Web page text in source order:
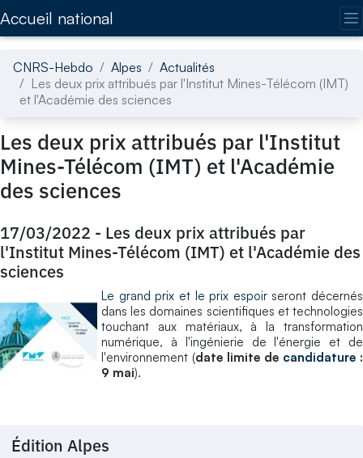
Accueil national
CNRS-Hebdo Alpes
Actualités
Les deux prix attribués par l'Institut Mines-Télécom (IMT)
et l'Académie des sciences
Les deux prix attribués par l'Institut
Mines-Télécom (IMT) et l'Académie
des sciences
17/03/2022 - Les deux prix attribués par
l'Institut Mines-Télécom (IMT) et l'Académie des
sciences
Le grand prix et le prix espoirseront décernés
dans les domaines scientifiques et technologies
touchant aux matériaux, à la transformation
numérique, à l'ingénierie de l'énergie et de
l'environnement (date limite de candidature :
9 mai).
Édition Alpes